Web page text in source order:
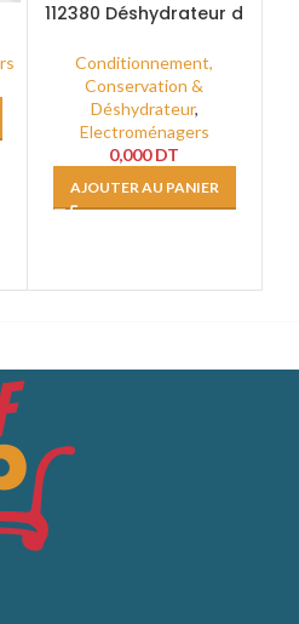
112380 Déshydrateur d
Conditionnement,
Conservation &
Déshydrateur,
Electroménagers
0,000DT
AJOUTER AU PANIER